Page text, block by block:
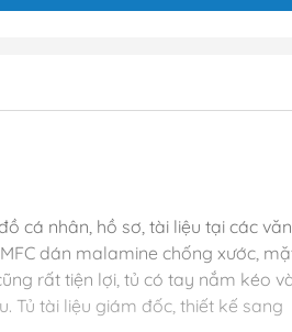
cá nhân, hồ sơ, tài liệu tại các văn
dán malamine chống xước,
rất tiện lợi, tủ có tay nắm kéo
Tủ tài liệu giám đốc, thiết kế sang